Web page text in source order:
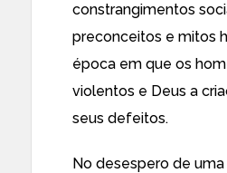
constrangimentos
preconceitos e mitos
época em que os
violentos e Deus a
seus defeitos.
No desespero de